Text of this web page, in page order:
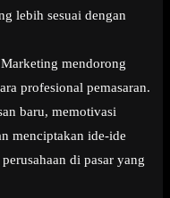
lebih sesuai dengan
mendorong
profesional pemasaran.
baru, memotivasi
menciptakan ide-ide
di pasar yang